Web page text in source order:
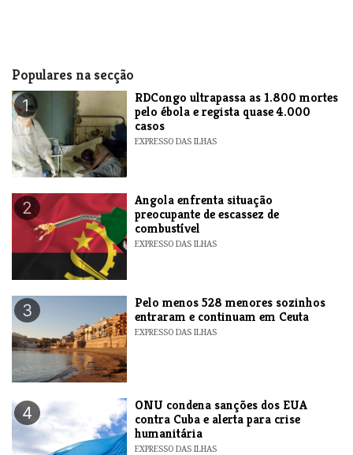
Populares na secção
1
RDCongo ultrapassa as 1.800 mortes
pelo ébola e regista quase 4.000
casos
EXPRESSO DAS ILHAS
2
Angola enfrenta situação
preocupante de escassez de
combustível
EXPRESSO DAS ILHAS
3
Pelo menos 528 menores sozinhos
entraram e continuam em Ceuta
EXPRESSO DAS ILHAS
4
ONU condena sanções dos EUA
contra Cuba e alerta para crise
humanitária
EXPRESSO DAS ILHAS